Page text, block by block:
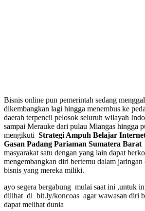
Bisnis online pun pemerintah sedang
dikembangkan lagi hingga menembus ke
daerah terpencil pelosok seluruh wilayah
sampai Merauke dari pulau Miangas hingga
mengikuti Strategi Ampuh Belajar
Gasan Padang Pariaman Sumatera Barat
masyarakat satu dengan yang lain dapat
mengembangkan diri bertemu dalam jaringan
bisnis yang mereka miliki.
ayo segera bergabung mulai saat ini ,untuk
dilihat di bit.ly/koncoas agar wawasan diri
dapat melihat dunia